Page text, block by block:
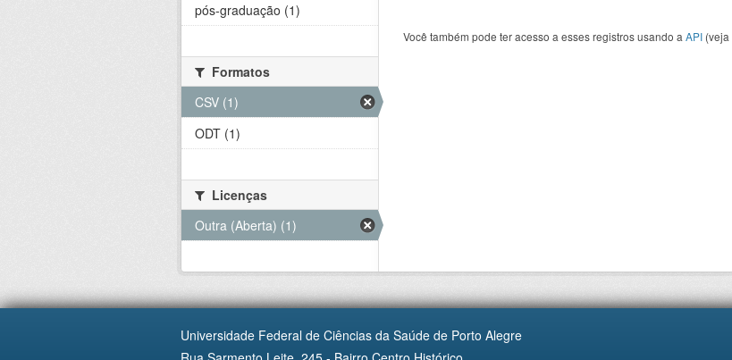
Você também pode ter acesso a esses registros usando a API (veja
pós-graduação (1)
Formatos
CSV (1)
ODT (1)
Licenças
Outra (Aberta) (1)
Universidade Federal de Ciências da Saúde de Porto Alegre